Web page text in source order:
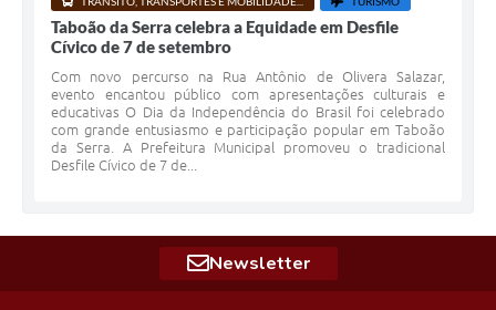
Taboão da Serra celebra a Equidade em Desfile
Cívico de 7 de setembro
Com novo percurso na Rua Antônio de Olivera Salazar,
evento encantou público com apresentações culturais e
educativas O Dia da Independência do Brasil foi celebrado
com grande entusiasmo e participação popular em Taboão
da Serra. A Prefeitura Municipal promoveu o tradicional
Desfile Cívico de 7 de...
Newsletter